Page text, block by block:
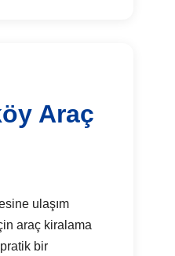
Araç
ulaşım
araç kiralama
bir